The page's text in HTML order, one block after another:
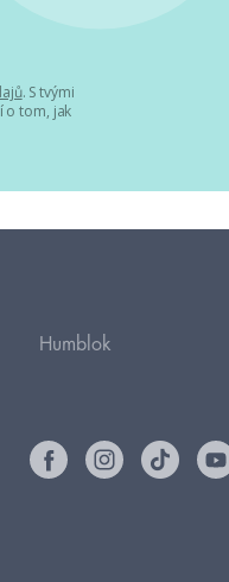
. S tvými
o tom, jak
Humblok